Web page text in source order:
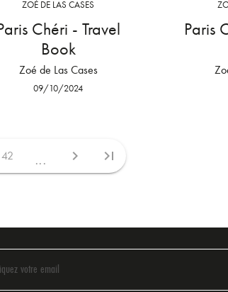
ZOÉ DE LAS CASES
Chéri - Travel
Book
Zoé de Las Cases
09/10/2024
Paris
42 ... chevron_right last_page
votre email